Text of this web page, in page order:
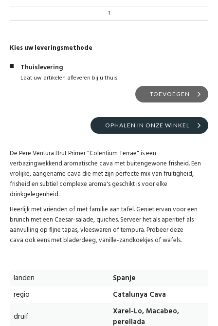
Kies uw leveringsmethode
Thuislevering
Laat uw artikelen afleveren bij u thuis
TOEVOEGEN
OPHALEN IN ONZE WINKEL
De Pere Ventura Brut Primer "Colentium Terrae" is een
verbazingwekkend aromatische cava met buitengewone frisheid. Een
vrolijke, aangename cava die met zijn perfecte mix van fruitigheid,
frisheid en subtiel complexe aroma's geschikt is voor elke
drinkgelegenheid.
Heerlijk met vrienden of met familie aan tafel. Geniet ervan voor een
brunch met een Caesar-salade, quiches. Serveer het als aperitief als
aanvulling op fijne tapas, vleeswaren of tempura. Probeer deze
cava ook eens met bladerdeeg, vanille-zandkoekjes of wafels.
landen
Spanje
regio
Catalunya Cava
druif
Xarel-Lo, Macabeo,
perellada